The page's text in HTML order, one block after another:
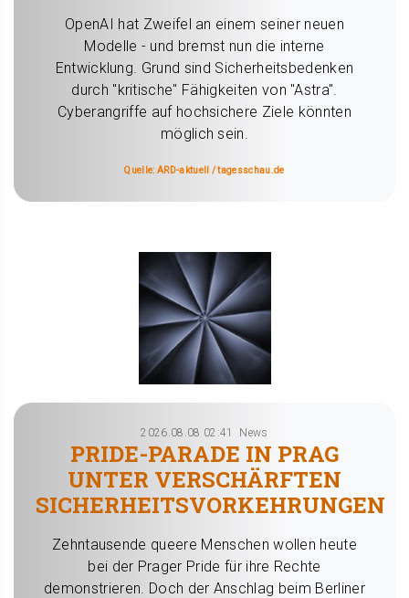
OpenAI hat Zweifel an einem seiner neuen
Modelle - und bremst nun die interne
Entwicklung. Grund sind Sicherheitsbedenken
durch "kritische" Fähigkeiten von "Astra".
Cyberangriffe auf hochsichere Ziele könnten
möglich sein.
Quelle: ARD-aktuell / tagesschau.de
2026.08.08 02:41 News
PRIDE-PARADE IN PRAG
UNTER VERSCHÄRFTEN
SICHERHEITSVORKEHRUNGEN
Zehntausende queere Menschen wollen heute
bei der Prager Pride für ihre Rechte
demonstrieren. Doch der Anschlag beim Berliner